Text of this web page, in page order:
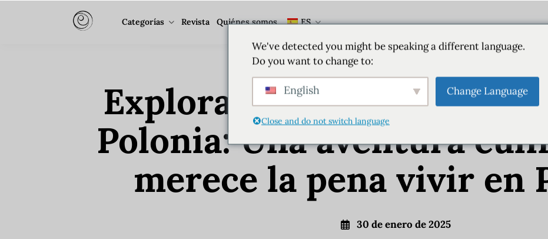
Categorías Revista Quiénes somos ES
Polonia Poznan
Explorar la alta cocina
Polonia: Una aventura
merece la pena vivir en
30 de enero de 2025
We've detected you might be speaking a different language.
Do you want to change to:
English Change Language
Close and do not switch language